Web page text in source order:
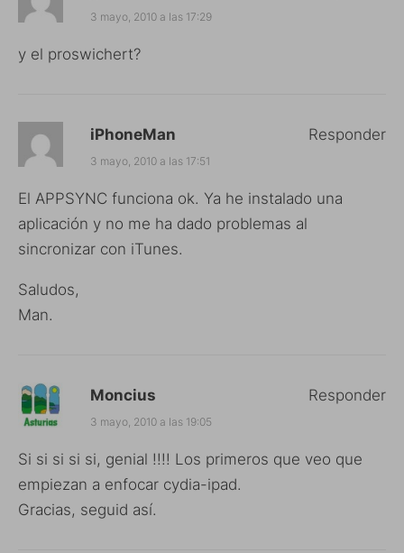
3 mayo, 2010 a las 17:29
y el proswichert?
iPhoneMan
3 mayo, 2010 a las 17:51
El APPSYNC funciona ok. Ya he instalado una
aplicación y no me ha dado problemas al
sincronizar con iTunes.
Saludos,
Man.
Responder
Moncius
3 mayo, 2010 a las 19:05
Si si si si si, genial !!!! Los primeros que veo que
empiezan a enfocar cydia-ipad.
Gracias, seguid así.
Responder